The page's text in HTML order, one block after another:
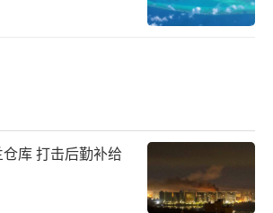
库 打击后勤补给